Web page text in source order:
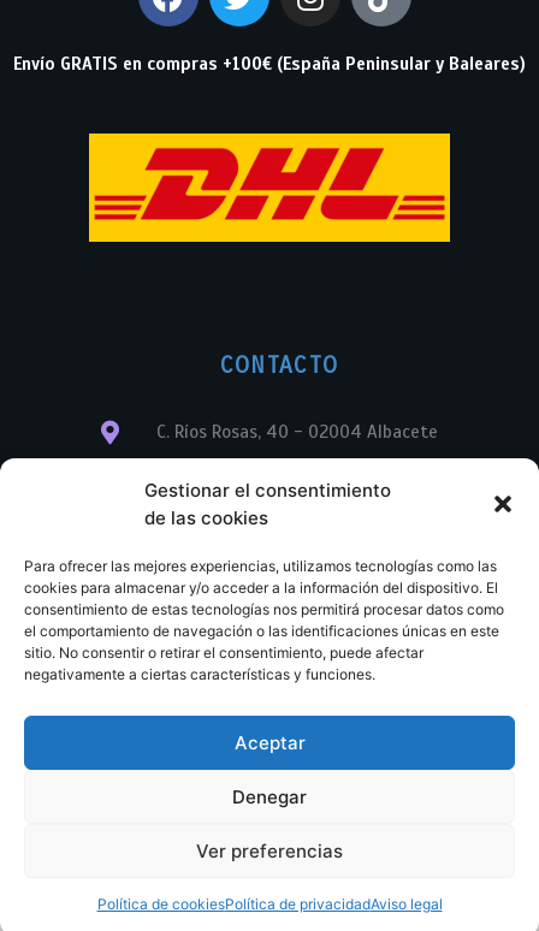
Gestionar el consentimiento
de las cookies
Para ofrecer las mejores experiencias, utilizamos tecnologías como las
cookies para almacenar y/o acceder a la información del dispositivo. El
consentimiento de estas tecnologías nos permitirá procesar datos como
el comportamiento de navegación o las identificaciones únicas en este
sitio. No consentir o retirar el consentimiento, puede afectar
negativamente a ciertas características y funciones.
Aceptar
Denegar
Ver preferencias
Política de cookiesPolítica de privacidadAviso legal
Envío GRATIS en compras +100€ (España Peninsular y Baleares)
CONTACTO
C. Ríos Rosas, 40 - 02004 Albacete
info@librerialegend.com
+34 600 875 604
+34 967 74 17 07
© Copyright – Libreria Legend – Web diseñada por